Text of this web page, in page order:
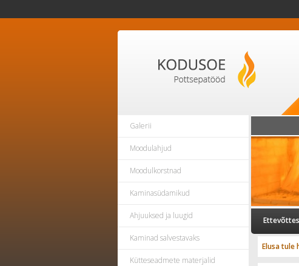
Galerii
Moodulahjud
Moodulkorstnad
Kaminasüdamikud
Ahjuuksed ja luugid
Kaminad salvestavaks
Kütteseadmete materjalid
Elusa tule